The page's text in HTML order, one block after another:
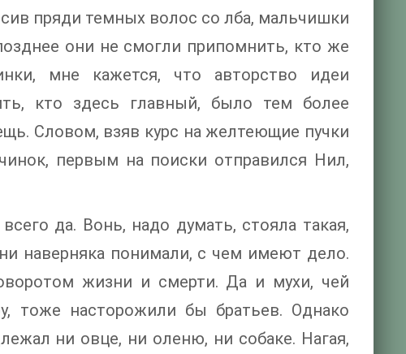
пряди темных волос со лба, мальчишки
они не смогли припомнить, кто же
мне кажется, что авторство идеи
кто здесь главный, было тем более
Словом, взяв курс на желтеющие пучки
первым на поиски отправился Нил,
да. Вонь, надо думать, стояла такая,
наверняка понимали, с чем имеют дело.
жизни и смерти. Да и мухи, чей
тоже насторожили бы братьев. Однако
ни овце, ни оленю, ни собаке. Нагая,